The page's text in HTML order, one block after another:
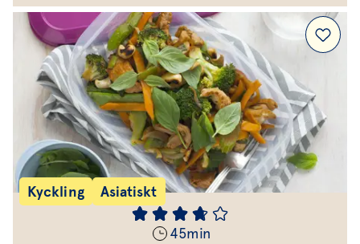
Kyckling Asiatiskt
45min